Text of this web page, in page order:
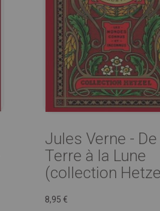
Jules Verne -
Terre à la Lune
(collection
8,95 €